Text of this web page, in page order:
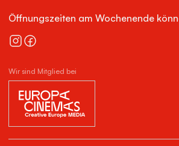
Öffnungszeiten am Wochenende
Wir sind Mitglied bei